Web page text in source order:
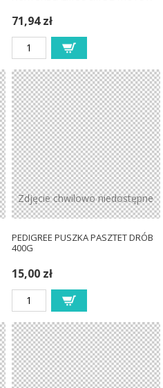
71,94 zł
Zdjęcie chwilowo niedostępne
PEDIGREE PUSZKA PASZTET DRÓB
400G
15,00 zł